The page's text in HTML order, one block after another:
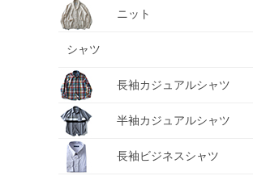
ニット
シャツ
長袖カジュアルシャツ
半袖カジュアルシャツ
長袖ビジネスシャツ